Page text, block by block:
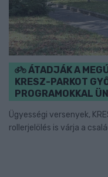
ÁTADJÁK A
KRESZ-PARKOT
PROGRAMOKKAL
Ügyességi versenyek,
rollerjelölés is várja a